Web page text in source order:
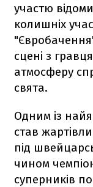
участю
колишніх
сцені з
атмосферу
свята.
Одним із
став
під
чином
суперників